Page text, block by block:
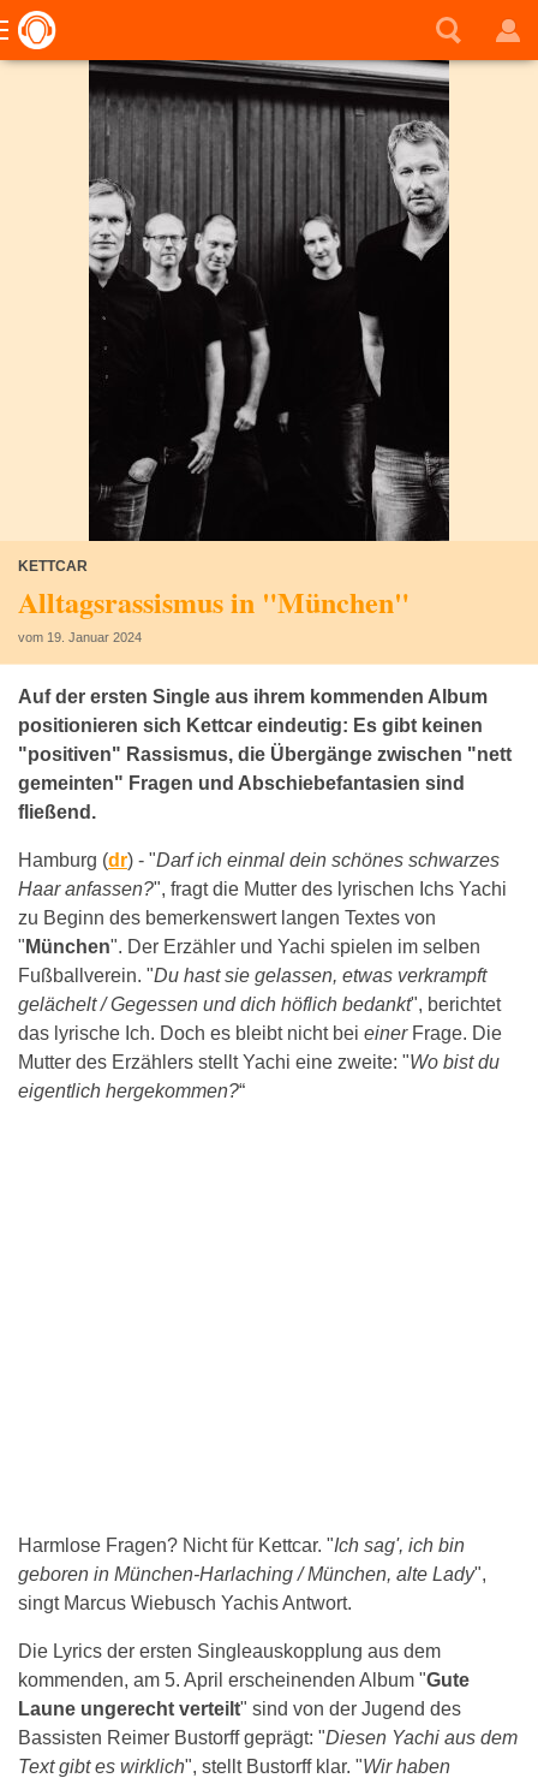
KETTCAR
Alltagsrassismus in "München"
vom 19. Januar 2024
Auf der ersten Single aus ihrem kommenden Album
positionieren sich Kettcar eindeutig: Es gibt keinen
"positiven" Rassismus, die Übergänge zwischen "nett
gemeinten" Fragen und Abschiebefantasien sind
fließend.
Hamburg (dr) - "Darf ich einmal dein schönes schwarzes
Haar anfassen?", fragt die Mutter des lyrischen Ichs Yachi
zu Beginn des bemerkenswert langen Textes von
" München". Der Erzähler und Yachi spielen im selben
Fußballverein. "Du hast sie gelassen, etwas verkrampft
gelächelt / Gegessen und dich höflich bedankt", berichtet
das lyrische Ich. Doch es bleibt nicht bei einerFrage. Die
Mutter des Erzählers stellt Yachi eine zweite: "Wo bist du
eigentlich hergekommen?“
Harmlose Fragen? Nicht für Kettcar. "Ich sag', ich bin
geboren in München-Harlaching / München, alte Lady",
singt Marcus Wiebusch Yachis Antwort.
Die Lyrics der ersten Singleauskopplung aus dem
kommenden, am 5. April erscheinenden Album "Gute
Laune ungerecht verteilt" sind von der Jugend des
Bassisten Reimer Bustorff geprägt: "Diesen Yachi aus dem
Text gibt es wirklich", stellt Bustorff klar. "Wir haben